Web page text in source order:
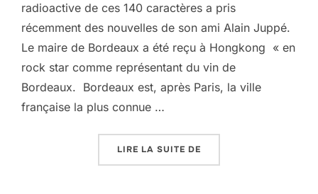
radioactive de ces 140 caractères a pris
récemment des nouvelles de son ami Alain Juppé.
Le maire de Bordeaux a été reçu à Hongkong « en
rock star comme représentant du vin de
Bordeaux. Bordeaux est, après Paris, la ville
française la plus connue …
LIRE LA SUITE DE